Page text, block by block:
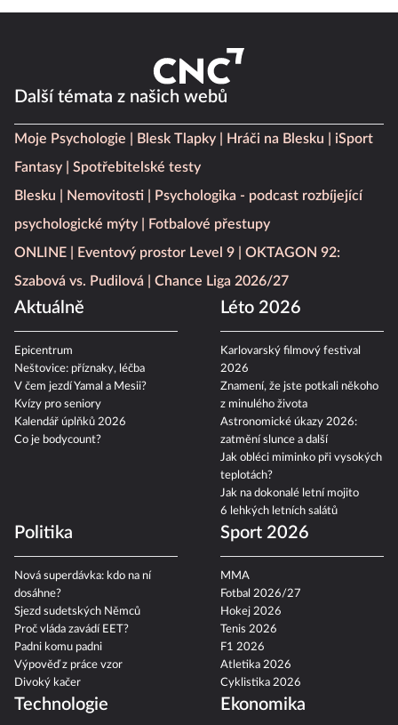
Další témata z našich webů
Moje Psychologie Blesk Tlapky Hráči na Blesku
iSport
Fantasy
Spotřebitelské testy
Blesku
Nemovitosti
Psychologika - podcast rozbíjející
psychologické mýty
Fotbalové přestupy
ONLINE
Eventový prostor Level 9
OKTAGON 92:
Szabová vs. Pudilová
Chance Liga 2026/27
Aktuálně
Epicentrum
Neštovice: příznaky, léčba
V čem jezdí Yamal a Mesii?
Kvízy pro seniory
Kalendář úplňků 2026
Co je bodycount?
Léto 2026
Karlovarský filmový festival
2026
Znamení, že jste potkali někoho
z minulého života
Astronomické úkazy 2026:
zatmění slunce a další
Jak obléci miminko při vysokých
teplotách?
Jak na dokonalé letní mojito
6 lehkých letních salátů
Politika
Nová superdávka: kdo na ní
dosáhne?
Sjezd sudetských Němců
Proč vláda zavádí EET?
Padni komu padni
Výpověď z práce vzor
Divoký kačer
Sport 2026
MMA
Fotbal 2026/27
Hokej 2026
Tenis 2026
F1 2026
Atletika 2026
Cyklistika 2026
Technologie Ekonomika